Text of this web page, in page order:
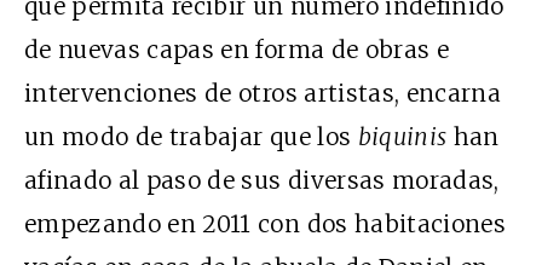
que permita recibir un número indefinido
de nuevas capas en forma de obras e
intervenciones de otros artistas, encarna
un modo de trabajar que los biquinis han
afinado al paso de sus diversas moradas,
empezando en 2011 con dos habitaciones